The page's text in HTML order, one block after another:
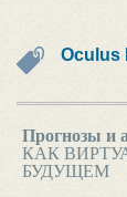
Oculus
Прогнозы и
КАК
БУДУЩЕМ